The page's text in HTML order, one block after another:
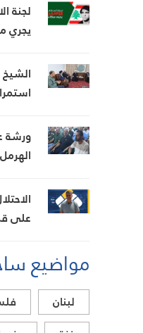
لجنة
يجري
الشيخ
صارخ
الجهوزية
على
مواضيع
لبنان